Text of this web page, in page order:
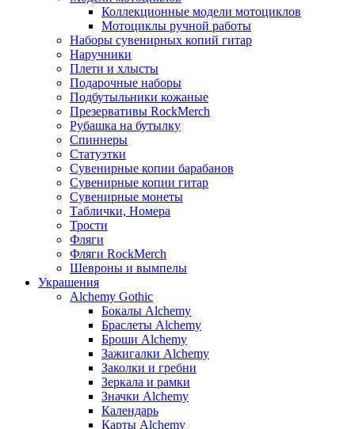
Коллекционные модели мотоциклов
Мотоциклы ручной работы
Наборы сувенирных копий гитар
Наручники
Плети и хлысты
Подарочные наборы
Подбутыльники кожаные
Презервативы RockMerch
Рубашка на бутылку
Спиннеры
Статуэтки
Сувенирные копии барабанов
Сувенирные копии гитар
Сувенирные монеты
Таблички, Номера
Трости
Фляги
Фляги RockMerch
Шевроны и вымпелы
Украшения
Alchemy Gothic
Бокалы Alchemy
Браслеты Alchemy
Броши Alchemy
Зажигалки Alchemy
Заколки и гребни
Зеркала и рамки
Значки Alchemy
Календарь
Карты Alchemy